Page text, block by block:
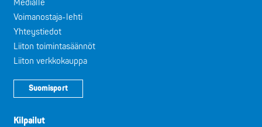
Medialle
Voimanostaja-lehti
Yhteystiedot
Liiton toimintasäännöt
Liiton verkkokauppa
Suomisport
Kilpailut